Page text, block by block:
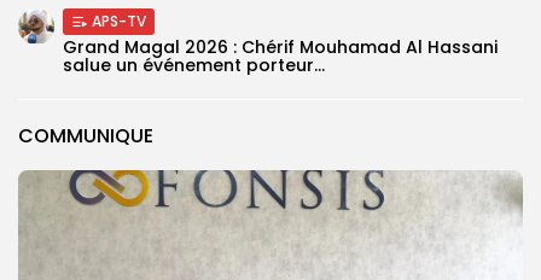
COMMUNIQUE
APS-TV
Grand Magal 2026 : Chérif Mouhamad Al Hassani
salue un événement porteur...